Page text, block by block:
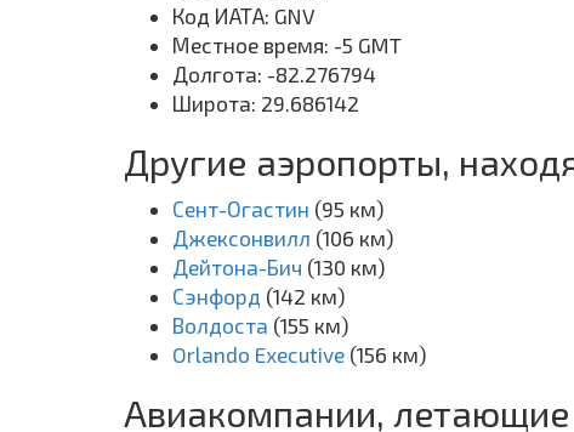
Код ИАТА: GNV
Местное время: -5 GMT
Долгота: -82.276794
Широта: 29.686142
Другие аэропорты,
Сент-Огастин (95 км)
Джексонвилл (106 км)
Дейтона-Бич (130 км)
Сэнфорд (142 км)
Волдоста (155 км)
Orlando Executive (156 км)
Авиакомпании, летающие